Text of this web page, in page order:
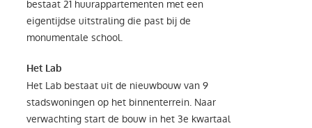
bestaat 21 huurappartementen met een
eigentijdse uitstraling die past bij de
monumentale school.
Het Lab
Het Lab bestaat uit de nieuwbouw van 9
stadswoningen op het binnenterrein. Naar
verwachting start de bouw in het 3e kwartaal